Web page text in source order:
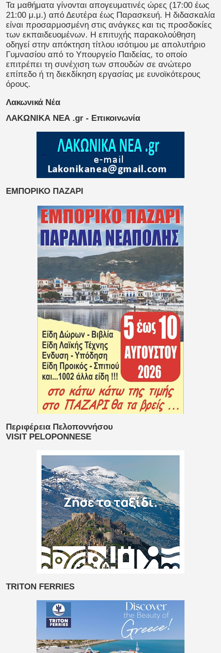
Τα μαθήματα γίνονται απογευματινές ώρες (17:00 έως
21:00 μ.μ.) από Δευτέρα έως Παρασκευή. Η διδασκαλία
είναι προσαρμοσμένη στις ανάγκες και τις προσδοκίες
των εκπαιδευομένων. Η επιτυχής παρακολούθηση
οδηγεί στην απόκτηση τίτλου ισότιμου με απολυτήριο
Γυμνασίου από το Υπουργείο Παιδείας, το οποίο
επιτρέπει τη συνέχιση των σπουδών σε ανώτερο
επίπεδο ή τη διεκδίκηση εργασίας με ευνοϊκότερους
όρους.
Λακωνικά Νέα
ΛΑΚΩΝΙΚΑ ΝΕΑ .gr - Επικοινωνία
ΕΜΠΟΡΙΚΟ ΠΑΖΑΡΙ
Περιφέρεια Πελοποννήσου
VISIT PELOPONNESE
TRITON FERRIES